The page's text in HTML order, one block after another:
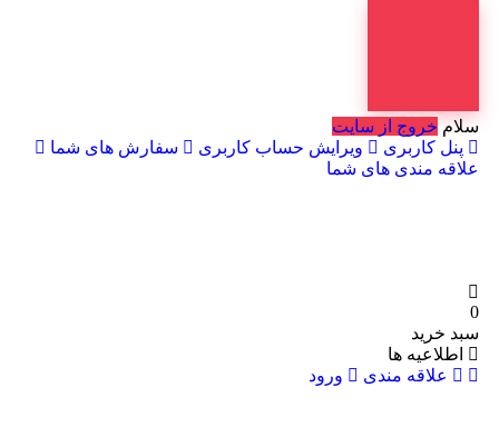
خروج از سایت
کاربری ویرایش حساب کاربری سفارش های شما
مندی های شما
ها
مندی
ورود